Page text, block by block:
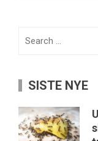
SISTE NYE